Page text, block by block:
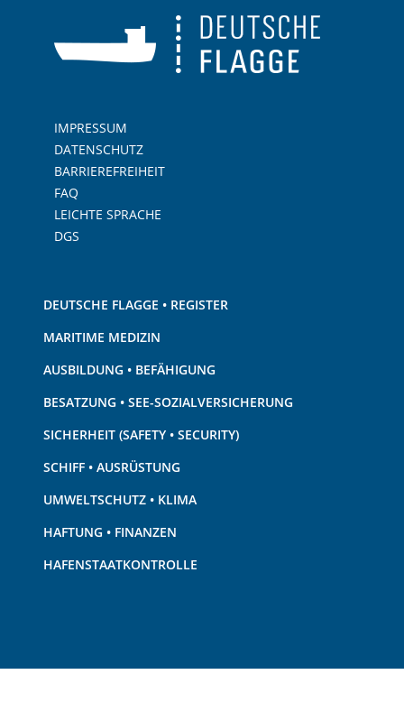
IMPRESSUM
DATENSCHUTZ
BARRIEREFREIHEIT
FAQ
LEICHTE SPRACHE
DGS
DEUTSCHE FLAGGE • REGISTER
MARITIME MEDIZIN
AUSBILDUNG • BEFÄHIGUNG
BESATZUNG • SEE-SOZIALVERSICHERUNG
SICHERHEIT (SAFETY • SECURITY)
SCHIFF • AUSRÜSTUNG
UMWELTSCHUTZ • KLIMA
HAFTUNG • FINANZEN
HAFENSTAATKONTROLLE